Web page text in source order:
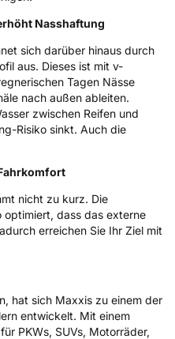
(GPSR)
Europe B.V.,
5405NG Uden Noord
Nasshaftung
sich darüber hinaus durch
aus. Dieses ist mit v-
Tagen Nässe
nach außen ableiten.
zwischen Reifen und
Risiko sinkt. Auch die
nicht zu kurz. Die
dass das externe
erreichen Sie Ihr Ziel mit
hat sich Maxxis zu einem der
entwickelt. Mit einem
PKWs, SUVs, Motorräder,